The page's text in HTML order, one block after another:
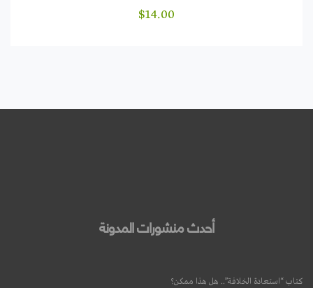
$14.00
أحدث منشورات المدونة
كتاب “استعادة الخلافة”.. هل هذا ممكن؟